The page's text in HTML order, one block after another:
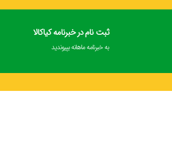
ثبت نام در خبرنامه کیاکالا
به خبرنامه ماهانه بپیوندید